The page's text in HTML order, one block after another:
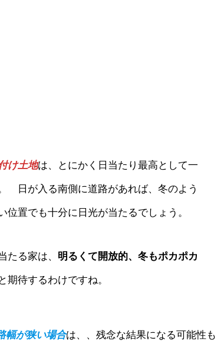
け土地は、とにかく日当たり最高として一
日が入る南側に道路があれば、冬のよう
位置でも十分に日光が当たるでしょう。
たる家は、 明るくて開放的、冬もポカポカ
期待するわけですね。
幅が狭い場合は、、残念な結果になる可能性も